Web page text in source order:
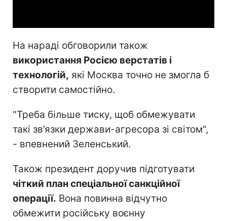
На нараді обговорили також
використання Росією верстатів і
технологій, які Москва точно не змогла б
створити самостійно.
"Треба більше тиску, щоб обмежувати
такі зв’язки держави-агресора зі світом",
- впевнений Зеленський.
Також президент доручив підготувати
чіткий план спеціальної санкційної
операції. Вона повинна відчутно
обмежити російську воєнну